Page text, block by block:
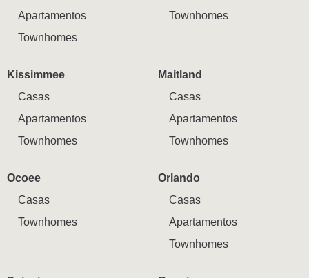
Apartamentos
Townhomes
Townhomes
Kissimmee
Casas
Apartamentos
Townhomes
Maitland
Casas
Apartamentos
Townhomes
Ocoee
Casas
Townhomes
Orlando
Casas
Apartamentos
Townhomes